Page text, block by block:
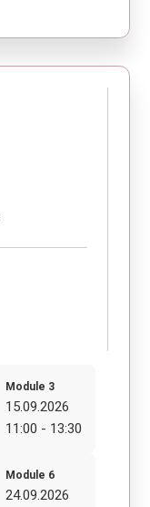
Module 3
15.09.2026
11:00 - 13:30
Module 6
24.09.2026